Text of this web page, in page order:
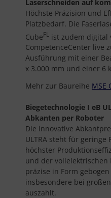
Laserschneiden auf
Höchste Präzision und
Platzbedarf. Die
CubeFL ist zudem digital
CompetenceCenter live
Ausführung mit einer
x 3.000 mm und einer 6
Mehr zur Baureihe MSE
Biegetechnologie I eB
Abkanten per Roboter
Die innovative
ULTRA steht für geringe
höchster
und der vollelektrischen
präzise in Form
insbesondere bei
auszahlt.